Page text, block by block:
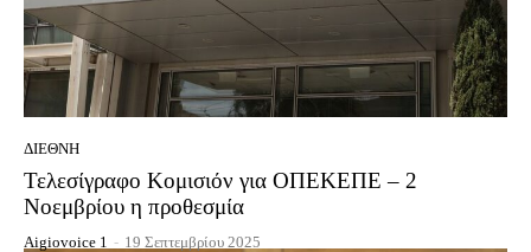
ΔΙΕΘΝΉ
Τελεσίγραφο Κομισιόν για ΟΠΕΚΕΠΕ – 2
Νοεμβρίου η προθεσμία
Aigiovoice 1 - 19 Σεπτεμβρίου 2025